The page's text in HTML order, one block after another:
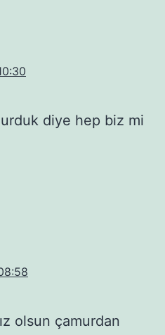
diye hep biz mi
olsun çamurdan